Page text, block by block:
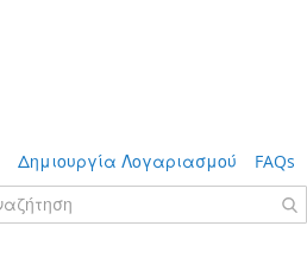
Δημιουργία Λογαριασμού FAQs